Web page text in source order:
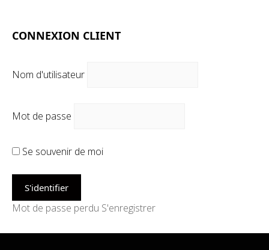
CONNEXION CLIENT
Nom d'utilisateur
Mot de passe
Se souvenir de moi
Mot de passe perdu S'enregistrer